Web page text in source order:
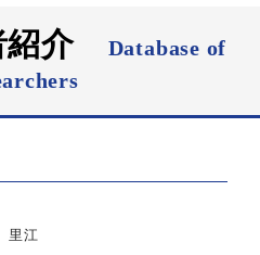
紹介
Database of
里江